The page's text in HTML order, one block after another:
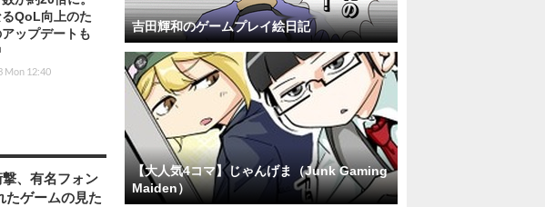
QoL向上のた
ップデートも
Mon 12:40
、有名フォン
たゲームの見た
吉田輝和のゲームプレイ絵日記
【大人気4コマ】じゃんげま（Junk Gaming
Maiden）